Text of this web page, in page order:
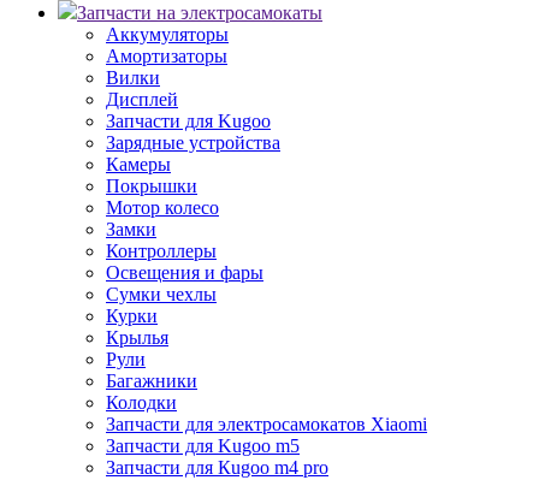
Запчасти на электросамокаты
Аккумуляторы
Амортизаторы
Вилки
Дисплей
Запчасти для Kugoo
Зарядные устройства
Камеры
Покрышки
Мотор колесо
Замки
Контроллеры
Освещения и фары
Сумки чехлы
Курки
Крылья
Рули
Багажники
Колодки
Запчасти для электросамокатов Xiaomi
Запчасти для Kugoo m5
Запчасти для Кugoo m4 pro